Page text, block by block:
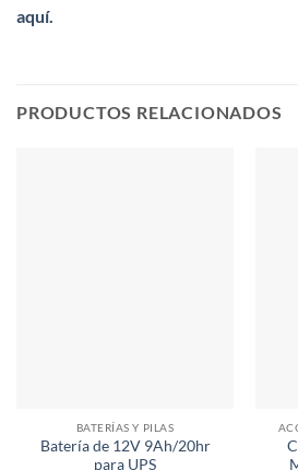
aquí.
PRODUCTOS RELACIONADOS
BATERÍAS Y PILAS
Batería de 12V 9Ah/20hr
para UPS